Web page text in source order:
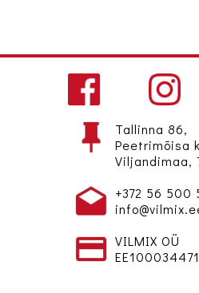
Tallinna 86,
Peetrimõisa
Viljandimaa,
+372 56 500
VILMIX OÜ
EE100034471